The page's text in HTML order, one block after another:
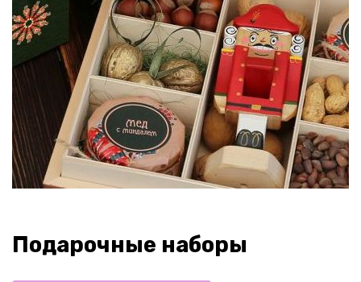
Подарочные наборы